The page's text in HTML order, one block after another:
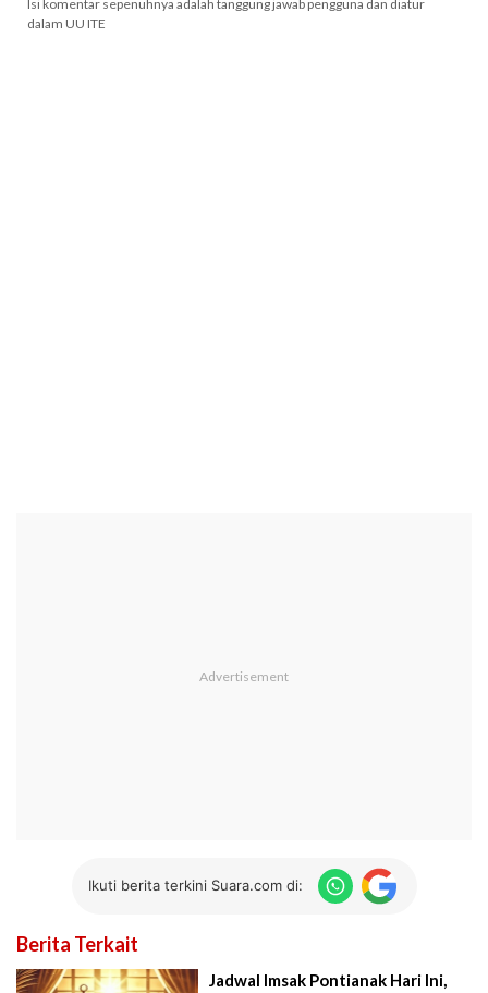
Isi komentar sepenuhnya adalah tanggung jawab pengguna dan diatur
dalam UU ITE
Ikuti berita terkini Suara.com di:
Berita Terkait
Jadwal Imsak Pontianak Hari Ini,